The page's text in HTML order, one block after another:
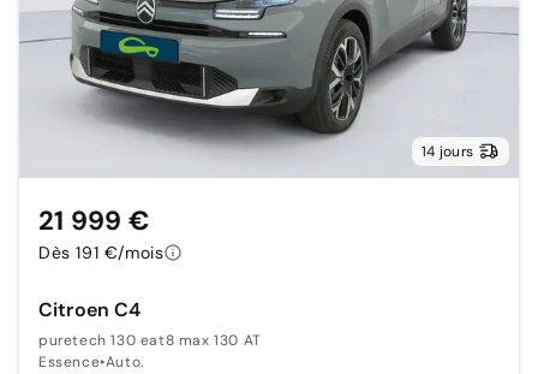
14 jours
Citroen C4
puretech 130 eat8 max 130 AT
Essence•Auto.
21 999 €
Dès 191 €/mois